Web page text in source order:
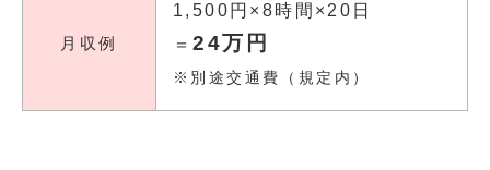
月収例
1,500円×8時間×20日
＝24万円
※別途交通費（規定内）